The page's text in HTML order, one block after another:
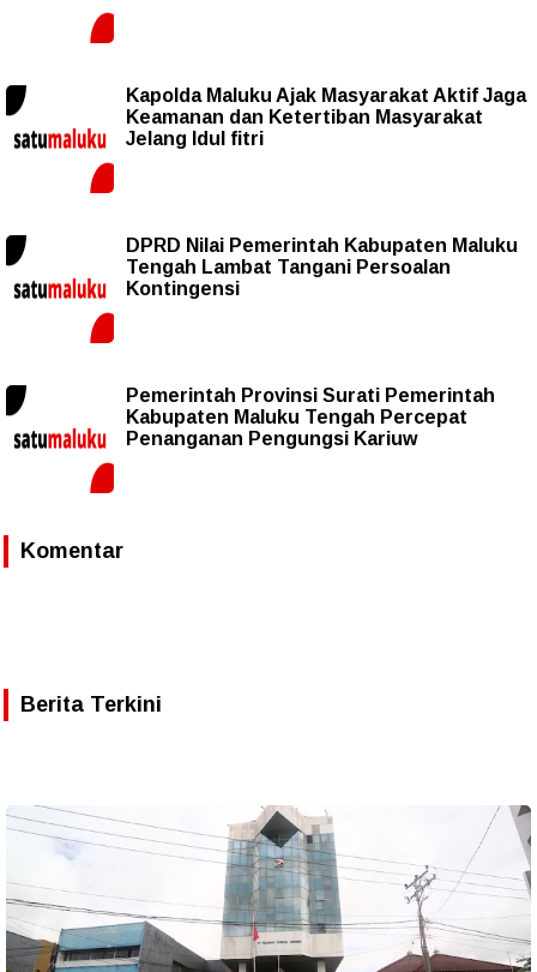
Kapolda Maluku Ajak Masyarakat Aktif Jaga
Keamanan dan Ketertiban Masyarakat
Jelang Idul fitri
DPRD Nilai Pemerintah Kabupaten Maluku
Tengah Lambat Tangani Persoalan
Kontingensi
Pemerintah Provinsi Surati Pemerintah
Kabupaten Maluku Tengah Percepat
Penanganan Pengungsi Kariuw
Komentar
Berita Terkini